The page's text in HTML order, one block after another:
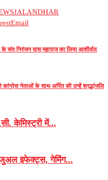
Email
संत निरंजन दास महाराज का लिया आशीर्वाद
कांग्रेस नेताओं के साथ अर्पित की उन्हें श्रद्धांजलि
केमिस्ट्री में...
इफेक्ट्स, गेमिंग...